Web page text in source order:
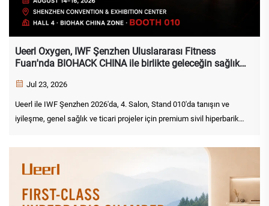
Ueerl Oxygen, IWF Şenzhen Uluslararası Fitness
Fuarı'nda BIOHACK CHINA ile birlikte geleceğin sağlık
Jul 23, 2026
Ueerl ile IWF Şenzhen 2026'da, 4. Salon, Stand 010'da tanışın ve
iyileşme, genel sağlık ve ticari projeler için premium sivil hiperbarik